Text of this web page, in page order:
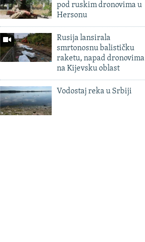
pod ruskim dronovima u
Hersonu
Rusija lansirala
smrtonosnu balističku
raketu, napad dronovima
na Kijevsku oblast
Vodostaj reka u Srbiji